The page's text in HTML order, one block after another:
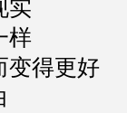
实
样
变得更好